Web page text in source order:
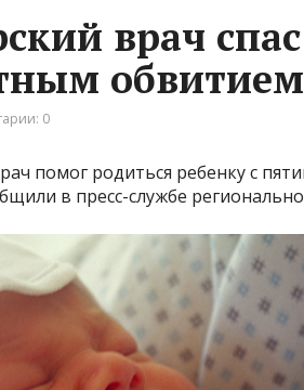
врач
0
помог родиться ребенку с
в пресс-службе